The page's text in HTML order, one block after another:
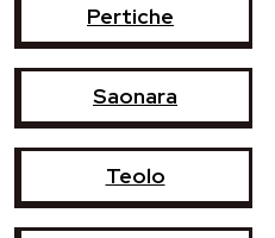
Pertiche
Saonara
Teolo